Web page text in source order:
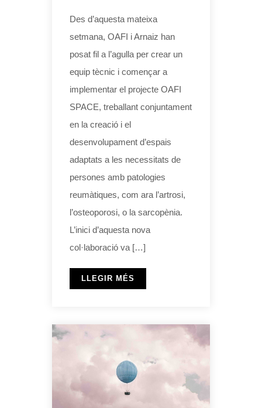
Des d’aquesta mateixa
setmana, OAFI i Arnaiz han
posat fil a l’agulla per crear un
equip tècnic i començar a
implementar el projecte OAFI
SPACE, treballant conjuntament
en la creació i el
desenvolupament d’espais
adaptats a les necessitats de
persones amb patologies
reumàtiques, com ara l’artrosi,
l’osteoporosi, o la sarcopènia.
L’inici d’aquesta nova
col·laboració va […]
LLEGIR MÉS